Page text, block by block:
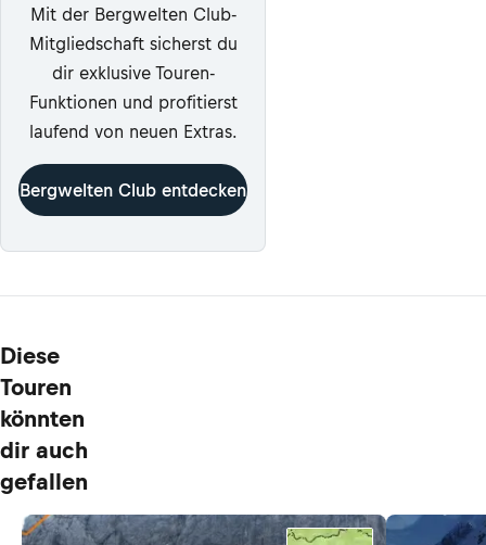
Mit der Bergwelten Club-
Mitgliedschaft sicherst du
dir exklusive Touren-
Funktionen und profitierst
laufend von neuen Extras.
Bergwelten Club entdecken
Diese
Touren
könnten
dir auch
gefallen